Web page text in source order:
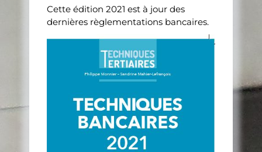
Cette édition 2021 est à jour des
dernières règlementations bancaires.